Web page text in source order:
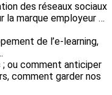
des réseaux sociaux
la marque employeur …
de l’e-learning,
; ou comment anticiper
comment garder nos